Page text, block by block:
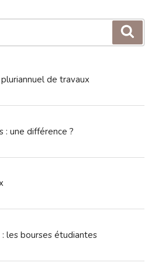
de travaux
: une différence ?
les bourses étudiantes